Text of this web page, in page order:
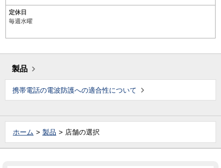
定休日
毎週水曜
製品
携帯電話の電波防護への適合性について
ホーム 製品 店舗の選択